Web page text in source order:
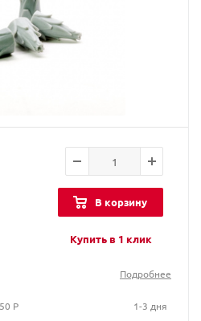
В корзину
Купить в 1 клик
Подробнее
Р 1-3 дня